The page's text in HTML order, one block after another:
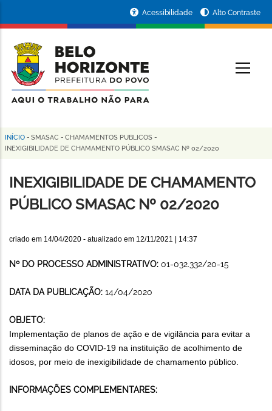
conteúdo
principal
da
Prefeitura
de
Horizonte
Acessibilidade Alto Contraste
Trilha
navegação
INÍCIO - SMASAC - CHAMAMENTOS PUBLICOS -
INEXIGIBILIDADE DE CHAMAMENTO PÚBLICO SMASAC Nº 02/2020
INEXIGIBILIDADE DE CHAMAMENTO
PÚBLICO SMASAC Nº 02/2020
criado em 14/04/2020 - atualizado em 12/11/2021 | 14:37
Nº DO PROCESSO ADMINISTRATIVO: 01-032.332/20-15
DATA DA PUBLICAÇÃO: 14/04/2020
OBJETO:
Implementação de planos de ação e de vigilância para evitar a
disseminação do COVID-19 na instituição de acolhimento de
idosos, por meio de inexigibilidade de chamamento público.
INFORMAÇÕES COMPLEMENTARES: